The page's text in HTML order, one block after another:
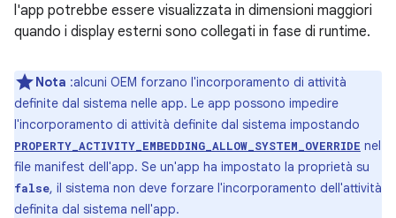
l'app potrebbe essere visualizzata in dimensioni maggiori
quando i display esterni sono collegati in fase di runtime.
Nota :alcuni OEM forzano l'incorporamento di attività
definite dal sistema nelle app. Le app possono impedire
l'incorporamento di attività definite dal sistema impostando
PROPERTY_ACTIVITY_EMBEDDING_ALLOW_SYSTEM_OVERRIDE nel
file manifest dell'app. Se un'app ha impostato la proprietà su
false, il sistema non deve forzare l'incorporamento dell'attività
definita dal sistema nell'app.